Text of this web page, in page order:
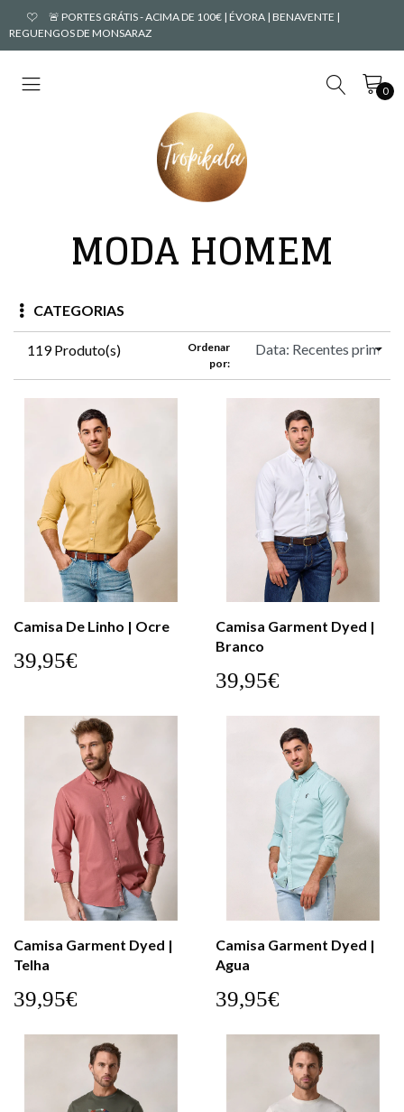
🚨 PORTES GRÁTIS - ACIMA DE 100€ | ÉVORA | BENAVENTE |
REGUENGOS DE MONSARAZ
0
MODA HOMEM
CATEGORIAS
119 Produto(s)
Ordenar
por:
Camisa De Linho | Ocre
39,95€
Camisa Garment Dyed |
Branco
39,95€
Camisa Garment Dyed |
Telha
39,95€
Camisa Garment Dyed |
Agua
39,95€